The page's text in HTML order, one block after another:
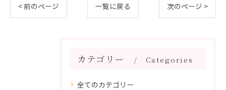
< 前のページ 一覧に戻る 次のページ >
カテゴリー Categories
全てのカテゴリー